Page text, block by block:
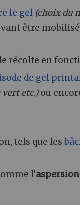
le gel (choix du
être
récolte en
de gel
etc.)ou
tels que les
l'